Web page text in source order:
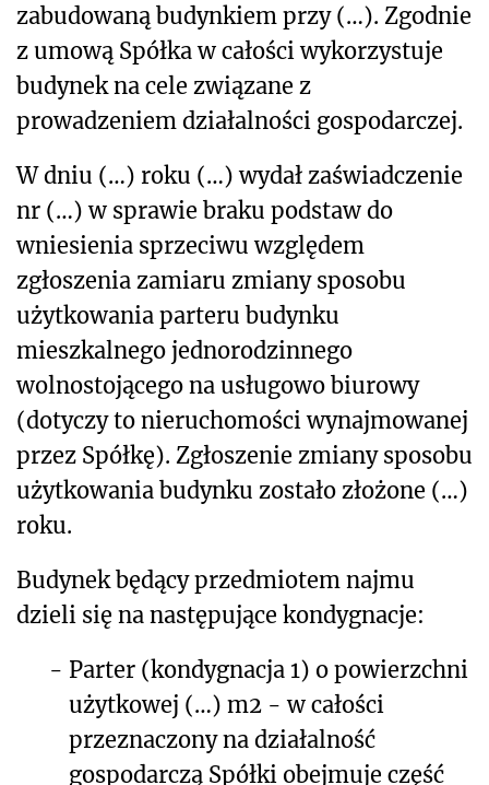
zabudowaną budynkiem przy (…). Zgodnie
z umową Spółka w całości wykorzystuje
budynek na cele związane z
prowadzeniem działalności gospodarczej.
W dniu (…) roku (…) wydał zaświadczenie
nr (…) w sprawie braku podstaw do
wniesienia sprzeciwu względem
zgłoszenia zamiaru zmiany sposobu
użytkowania parteru budynku
mieszkalnego jednorodzinnego
wolnostojącego na usługowo biurowy
(dotyczy to nieruchomości wynajmowanej
przez Spółkę). Zgłoszenie zmiany sposobu
użytkowania budynku zostało złożone (…)
roku.
Budynek będący przedmiotem najmu
dzieli się na następujące kondygnacje:
- Parter (kondygnacja 1) o powierzchni
użytkowej (…) m2 - w całości
przeznaczony na działalność
gospodarczą Spółki obejmuje część